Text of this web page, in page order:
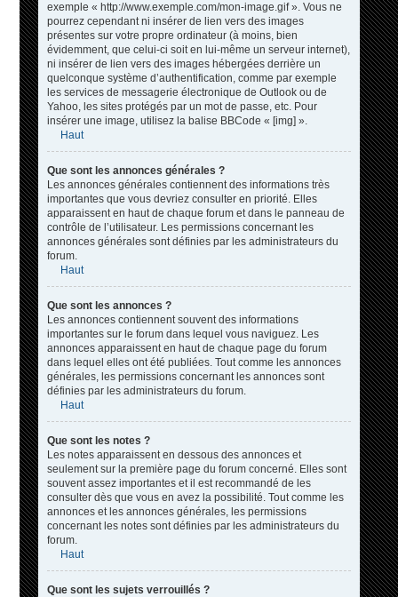
exemple « http://www.exemple.com/mon-image.gif ». Vous ne
pourrez cependant ni insérer de lien vers des images
présentes sur votre propre ordinateur (à moins, bien
évidemment, que celui-ci soit en lui-même un serveur internet),
ni insérer de lien vers des images hébergées derrière un
quelconque système d’authentification, comme par exemple
les services de messagerie électronique de Outlook ou de
Yahoo, les sites protégés par un mot de passe, etc. Pour
insérer une image, utilisez la balise BBCode « [img] ».
Haut
Que sont les annonces générales ?
Les annonces générales contiennent des informations très
importantes que vous devriez consulter en priorité. Elles
apparaissent en haut de chaque forum et dans le panneau de
contrôle de l’utilisateur. Les permissions concernant les
annonces générales sont définies par les administrateurs du
forum.
Haut
Que sont les annonces ?
Les annonces contiennent souvent des informations
importantes sur le forum dans lequel vous naviguez. Les
annonces apparaissent en haut de chaque page du forum
dans lequel elles ont été publiées. Tout comme les annonces
générales, les permissions concernant les annonces sont
définies par les administrateurs du forum.
Haut
Que sont les notes ?
Les notes apparaissent en dessous des annonces et
seulement sur la première page du forum concerné. Elles sont
souvent assez importantes et il est recommandé de les
consulter dès que vous en avez la possibilité. Tout comme les
annonces et les annonces générales, les permissions
concernant les notes sont définies par les administrateurs du
forum.
Haut
Que sont les sujets verrouillés ?